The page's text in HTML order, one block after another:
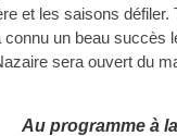
et les saisons
un beau succès
sera ouvert du
Au programme à